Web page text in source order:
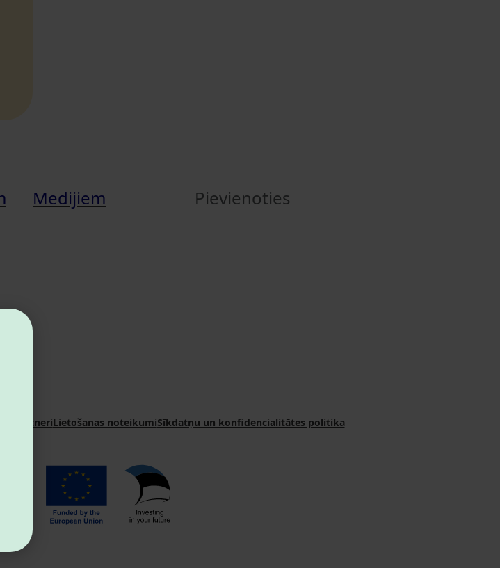
Medijiem Pievienoties
partneriLietošanas noteikumiSīkdatņu un konfidencialitātes politika